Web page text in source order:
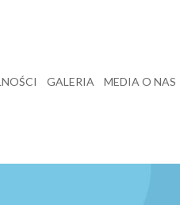
GALERIA MEDIA O NAS